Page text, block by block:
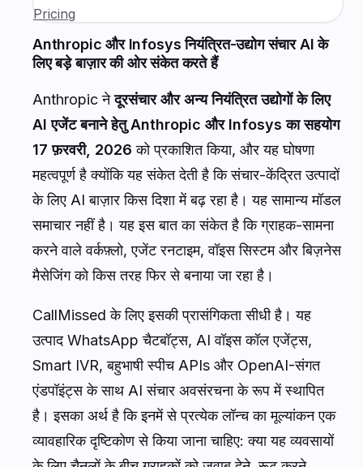
Pricing
Anthropic और Infosys नियंत्रित-उद्योग संचार AI के
लिए बड़े बाज़ार की ओर संकेत करते हैं
Anthropic नेदूरसंचार और अन्य नियंत्रित उद्योगों के लिए
AI एजेंट बनाने हेतु Anthropic और Infosys का सहयोग
17 फ़रवरी, 2026 को प्रकाशित किया, और यह घोषणा
महत्वपूर्ण है क्योंकि यह संकेत देती है कि संचार-केंद्रित उत्पादों
के लिए AI बाज़ार किस दिशा में बढ़ रहा है। यह सामान्य मॉडल
समाचार नहीं है। यह इस बात का संकेत है कि ग्राहक-सामना
करने वाले वर्कफ़्लो, एजेंट रनटाइम, वॉइस सिस्टम और बिज़नेस
मैसेजिंग को किस तरह फिर से बनाया जा रहा है।
CallMissed के लिए इसकी प्रासंगिकता सीधी है। यह
उत्पाद WhatsApp चैटबॉट्स, AI वॉइस कॉल एजेंट्स,
Smart IVR, बहुभाषी स्पीच APIs और OpenAI-संगत
एंडपॉइंट्स के साथ AI संचार अवसंरचना के रूप में स्थापित
है। इसका अर्थ है कि इनमें से प्रत्येक लॉन्च का मूल्यांकन एक
व्यावहारिक दृष्टिकोण से किया जाना चाहिए: क्या यह व्यवसायों